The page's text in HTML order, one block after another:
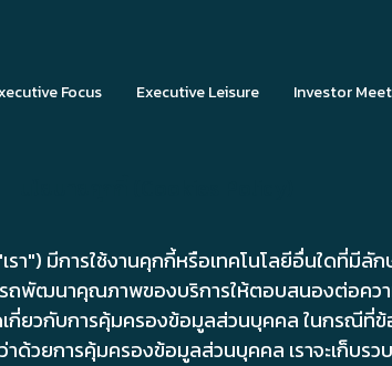
Focus Executive Leisure Investor
า") มีการใช้งานคุกกี้หรือเทคโนโลยีอื่นใดที่มีลั
รถพัฒนาคุณภาพของบริการให้ตอบสนองต่อคว
เกี่ยวกับการคุ้มครองข้อมูลส่วนบุคคล ในกรณีที่
ยการคุ้มครองข้อมูลส่วนบุคคล เราจะเก็บรว